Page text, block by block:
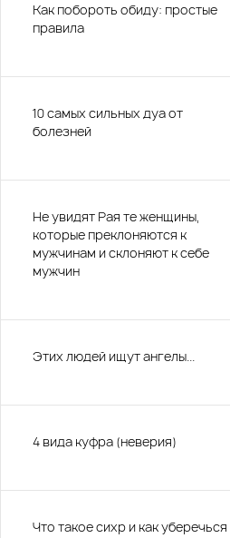
Как побороть обиду: простые
правила
10 самых сильных дуа от
болезней
Не увидят Рая те женщины,
которые преклоняются к
мужчинам и склоняют к себе
мужчин
Этих людей ищут ангелы...
4 вида куфра (неверия)
Что такое сихр и как уберечься